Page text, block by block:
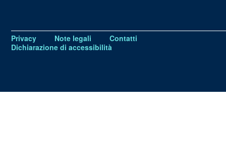
Privacy Note legali
Contatti
Dichiarazione di accessibilità